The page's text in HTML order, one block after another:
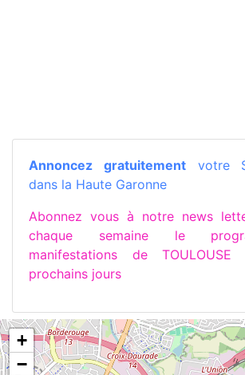
Annoncez gratuitementvotre
dans la Haute Garonne
Abonnez vous à notre news
chaque semaine le
manifestations de
prochains jours
+
−